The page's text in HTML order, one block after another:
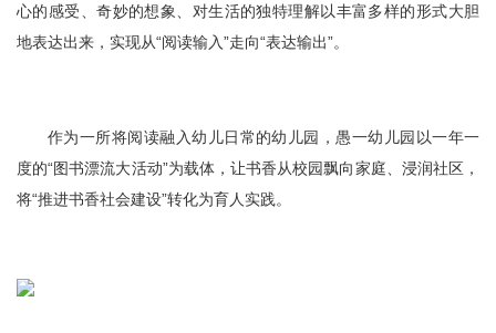
心的感受、奇妙的想象、对生活的独特理解以丰富多样的形式大胆
地表达出来，实现从“阅读输入”走向“表达输出”。
作为一所将阅读融入幼儿日常的幼儿园，愚一幼儿园以一年一
度的“图书漂流大活动”为载体，让书香从校园飘向家庭、浸润社区，
将“推进书香社会建设”转化为育人实践。